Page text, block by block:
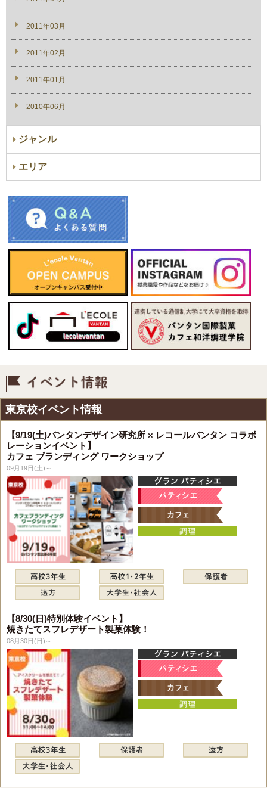
2011年03月
2011年02月
2011年01月
2010年06月
ジャンル
エリア
東京校イベント情報
【9/19(土)バンタンデザイン研究所 × レコールバンタン コラボ
レーションイベント】
カフェ ブランディング ワークショップ
09月19日(土)～
【8/30(日)特別体験イベント】
焼きたてスフレデザート製菓体験！
08月30日(日)～